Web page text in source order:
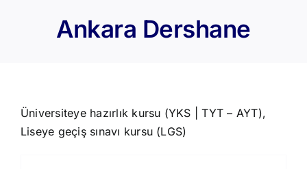
Ana Sayfa
Rehberlik Sistemimiz
Ankara Dershane
Üniversiteye hazırlık kursu (YKS | TYT – AYT),
Liseye geçiş sınavı kursu (LGS)